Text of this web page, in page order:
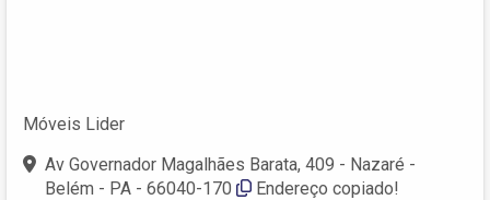
Móveis Lider
Av Governador Magalhães Barata, 409 - Nazaré -
Belém - PA - 66040-170
Endereço copiado!